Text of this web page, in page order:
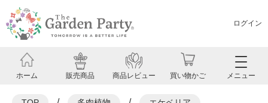
ログイン
ホーム 販売商品 商品レビュー 買い物かご メニュー